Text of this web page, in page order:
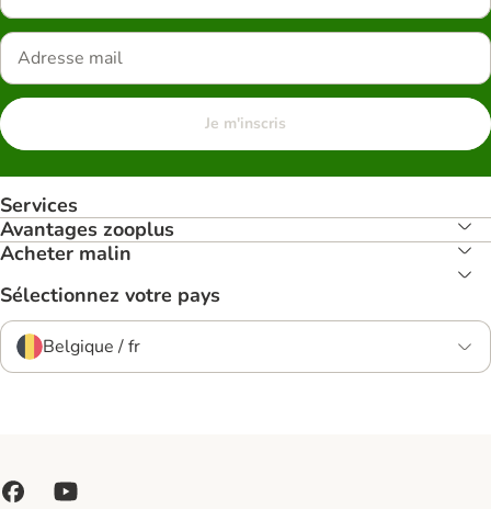
Je m'inscris
Services
Avantages zooplus
Acheter malin
Sélectionnez votre pays
Belgique / fr